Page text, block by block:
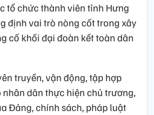
tổ chức thành viên tỉnh Hưng
định vai trò nòng cốt trong xây
cố khối đại đoàn kết toàn dân
truyền, vận động, tập hợp
dân thực hiện chủ trương,
Đảng, chính sách, pháp luật